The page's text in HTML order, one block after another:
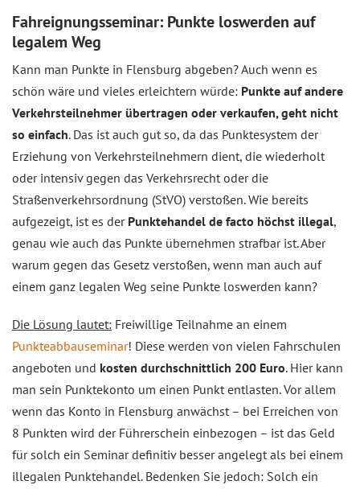
Fahreignungsseminar: Punkte loswerden auf
legalem Weg
Kann man Punkte in Flensburg abgeben? Auch wenn es
schön wäre und vieles erleichtern würde: Punkte auf andere
Verkehrsteilnehmer übertragen oder verkaufen, geht nicht
so einfach. Das ist auch gut so, da das Punktesystem der
Erziehung von Verkehrsteilnehmern dient, die wiederholt
oder intensiv gegen das Verkehrsrecht oder die
Straßenverkehrsordnung (StVO) verstoßen. Wie bereits
aufgezeigt, ist es der Punktehandel de facto höchst illegal,
genau wie auch das Punkte übernehmen strafbar ist. Aber
warum gegen das Gesetz verstoßen, wenn man auch auf
einem ganz legalen Weg seine Punkte loswerden kann?
Die Lösung lautet: Freiwillige Teilnahme an einem
Punkteabbauseminar! Diese werden von vielen Fahrschulen
angeboten und kosten durchschnittlich 200 Euro. Hier kann
man sein Punktekonto um einen Punkt entlasten. Vor allem
wenn das Konto in Flensburg anwächst – bei Erreichen von
8 Punkten wird der Führerschein einbezogen – ist das Geld
für solch ein Seminar definitiv besser angelegt als bei einem
illegalen Punktehandel. Bedenken Sie jedoch: Solch ein